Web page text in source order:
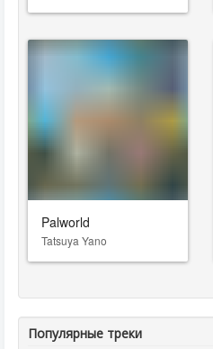
Palworld
Tatsuya Yano
Популярные треки